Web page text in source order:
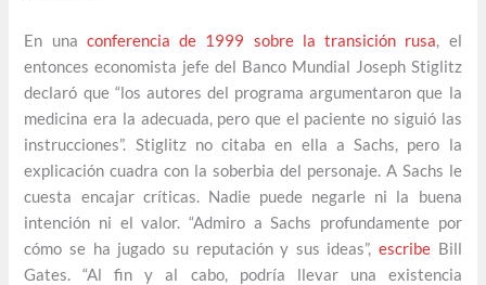
En una conferencia de 1999 sobre la transición rusa, el
entonces economista jefe del Banco Mundial Joseph Stiglitz
declaró que “los autores del programa argumentaron que la
medicina era la adecuada, pero que el paciente no siguió las
instrucciones”. Stiglitz no citaba en ella a Sachs, pero la
explicación cuadra con la soberbia del personaje. A Sachs le
cuesta encajar críticas. Nadie puede negarle ni la buena
intención ni el valor. “Admiro a Sachs profundamente por
cómo se ha jugado su reputación y sus ideas”, escribeBill
Gates. “Al fin y al cabo, podría llevar una existencia